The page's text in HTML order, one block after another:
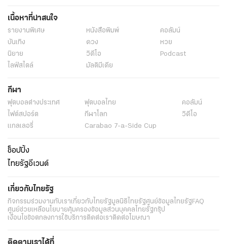
เนื้อหาที่น่าสนใจ
รายงานพิเศษ หนังสือพิมพ์
คอลัมน์
บันเทิง
ดวง
หวย
นิยาย
วิดีโอ
Podcast
ไลฟ์สไตล์
มัลติมีเดีย
กีฬา
ฟุตบอลต่่างประเทศ ฟุตบอลไทย
คอลัมน์
ไฟต์สปอร์ต
กีฬาโลก
วิดีโอ
แกลเลอรี่
Carabao 7-a-Side Cup
ช็อปปิ้ง
ไทยรัฐอีเวนต์
เกี่ยวกับไทยรัฐ
กิจกรรมร่วมงานกับเราเกี่ยวกับไทยรัฐมูลนิธิไทยรัฐศูนย์ข้อมูลไทยรัฐFAQ
ศูนย์ช่วยเหลือนโยบายคุ้มครองข้อมูลส่วนบุคคลไทยรัฐกรุ๊ป
เงื่อนไขข้อตกลงการใช้บริการติดต่อเราติดต่อโฆษณา